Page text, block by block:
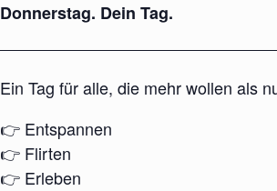
Donnerstag. Dein Tag.
Ein Tag für alle, die mehr wollen als
👉 Entspannen
👉 Flirten
👉 Erleben